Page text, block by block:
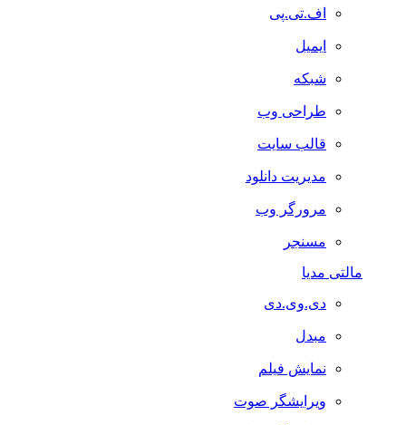
اف.تی.پی
ایمیل
شبکه
طراحی وب
قالب سایت
مدیریت دانلود
مرورگر وب
مسنجر
مالتی مدیا
دی.وی.دی
مبدل
نمایش فیلم
ویرایشگر صوت